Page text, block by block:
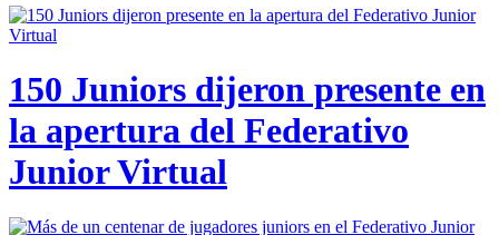
150 Juniors dijeron presente en
la apertura del Federativo
Junior Virtual